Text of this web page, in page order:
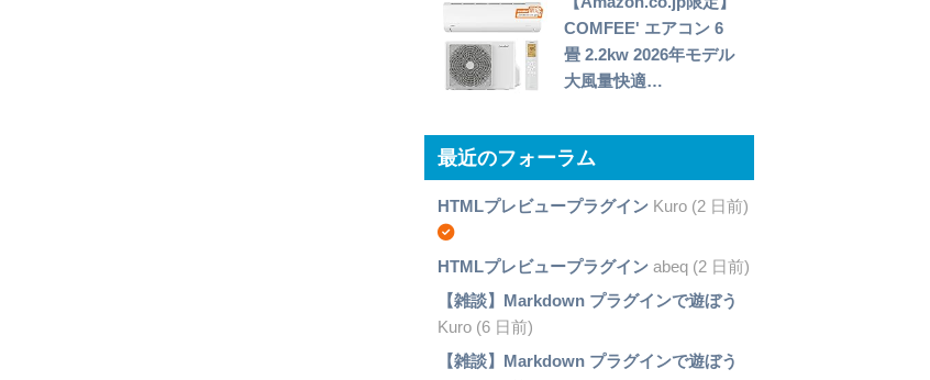
COMFEE' エアコン 6
畳 2.2kw 2026年モデル
大風量快適…
最近のフォーラム
HTMLプレビュープラグインKuro (2 日前)
HTMLプレビュープラグインabeq (2 日前)
【雑談】Markdown プラグインで遊ぼう
Kuro (6 日前)
【雑談】Markdown プラグインで遊ぼう